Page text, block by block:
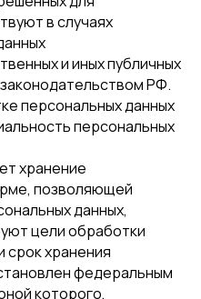
в случаях
и иных публичных
РФ.
персональных данных
персональных
хранение
позволяющей
данных,
цели обработки
срок хранения
федеральным
которого,